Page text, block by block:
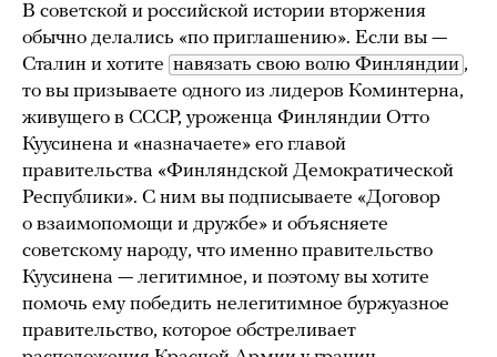
В советской и российской истории вторжения
обычно делались «по приглашению». Если вы —
Сталин и хотите навязать свою волю Финляндии ,
то вы призываете одного из лидеров Коминтерна,
живущего в СССР, уроженца Финляндии Отто
Куусинена и «назначаете» его главой
правительства «Финляндской Демократической
Республики». С ним вы подписываете «Договор
о взаимопомощи и дружбе» и объясняете
советскому народу, что именно правительство
Куусинена — легитимное, и поэтому вы хотите
помочь ему победить нелегитимное буржуазное
правительство, которое обстреливает